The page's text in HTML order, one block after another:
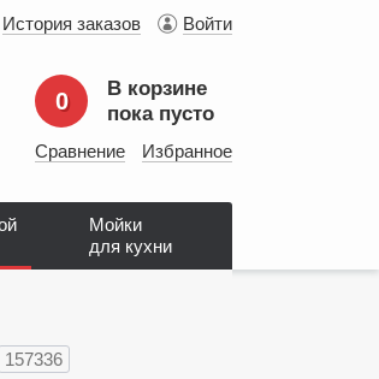
История заказов Войти
0
В корзине
пока пусто
Сравнение Избранное
Мойки
для кухни
157336